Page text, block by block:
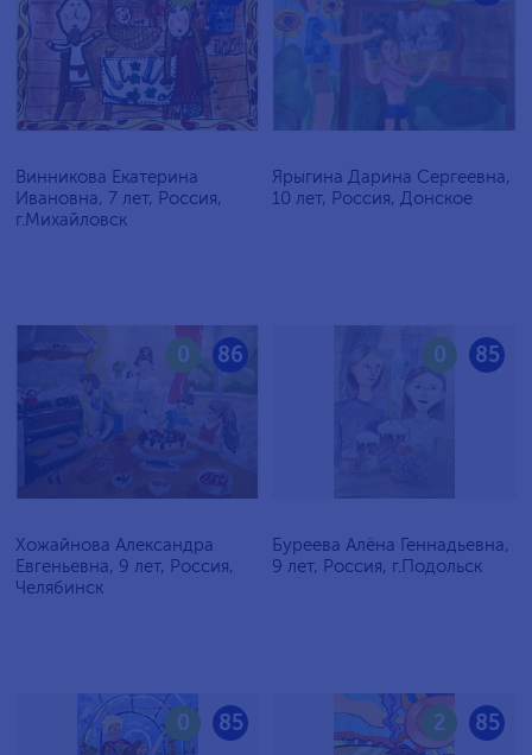
Винникова Екатерина
Ивановна, 7 лет, Россия,
г.Михайловск
Ярыгина Дарина Сергеевна,
10 лет, Россия, Донское
86
0
Хожайнова Александра
Евгеньевна, 9 лет, Россия,
Челябинск
85
0
Буреева Алёна Геннадьевна,
9 лет, Россия, г.Подольск
85
0 85
2